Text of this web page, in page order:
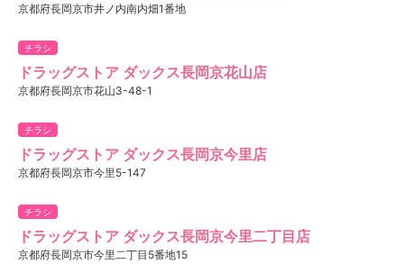
京都府長岡京市井ノ内南内畑1番地
チラシ
ドラッグストア ダックス長岡京花山店
京都府長岡京市花山3-48-1
チラシ
ドラッグストア ダックス長岡京今里店
京都府長岡京市今里5-147
チラシ
ドラッグストア ダックス長岡京今里二丁目店
京都府長岡京市今里二丁目5番地15